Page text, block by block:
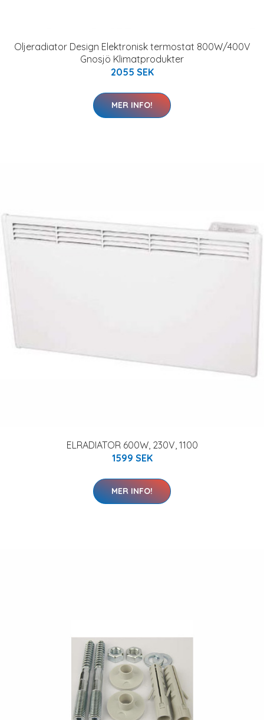
Oljeradiator Design Elektronisk termostat 800W/400V
Gnosjö Klimatprodukter
2055 SEK
MER INFO!
ELRADIATOR 600W, 230V, 1100
1599 SEK
MER INFO!